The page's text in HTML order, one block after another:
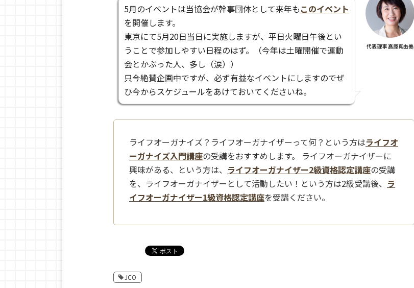
5月のイベントは当協会が幹事団体として来年もこのイベント
を開催します。
東京にて5月20日当日に実施しますが、平日火曜日午後とい
うことで参加しやすい日程のはず。（今年は土曜開催で運動
会とかぶった人、多し（涙））
只今絶賛企画中ですが、必ず有益なイベントにしますのでぜ
ひ今からスケジュールをあけておいてくださいね。
代表理事 髙原真由美
ライフオーガナイズ？ライフオーガナイザーって何？という方はライフオ
ーガナイズ入門講座の受講をおすすめします。 ライフオーガナイザーに
興味がある、という方は、 ライフオーガナイザー2級資格認定講座の受講
を、ライフオーガナイザーとして活動したい！という方は2級受講後、 ラ
イフオーガナイザー1級資格認定講座を受講ください。
JCO